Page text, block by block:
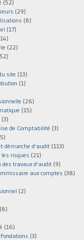
(52)
(29)
(8)
(17)
(22)
site (13)
(1)
(26)
(15)
(3)
de Comptabilité (3)
démarche d'audit (113)
risques (21)
des travaux d'audit (9)
aux comptes (38)
(2)
(8)
(16)
(3)